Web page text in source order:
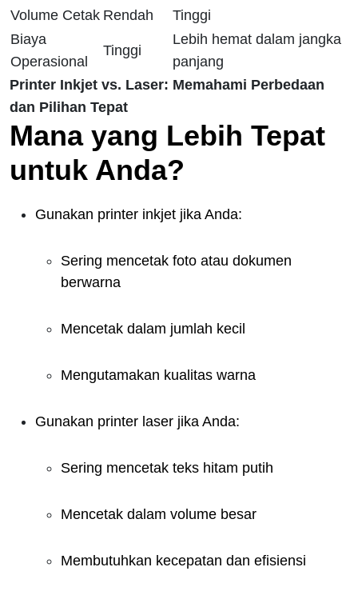
Volume Cetak Rendah
Tinggi
Biaya
Operasional
Tinggi
Lebih hemat dalam jangka
panjang
Printer Inkjet vs. Laser: Memahami Perbedaan
dan Pilihan Tepat
Mana yang Lebih Tepat
untuk Anda?
Gunakan printer inkjet jika Anda:
Sering mencetak foto atau dokumen
berwarna
Mencetak dalam jumlah kecil
Mengutamakan kualitas warna
Gunakan printer laser jika Anda:
Sering mencetak teks hitam putih
Mencetak dalam volume besar
Membutuhkan kecepatan dan efisiensi